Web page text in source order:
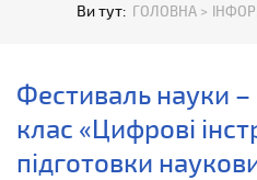
Ви тут: ГОЛОВНА >
Фестиваль науки
клас «Цифрові
підготовки